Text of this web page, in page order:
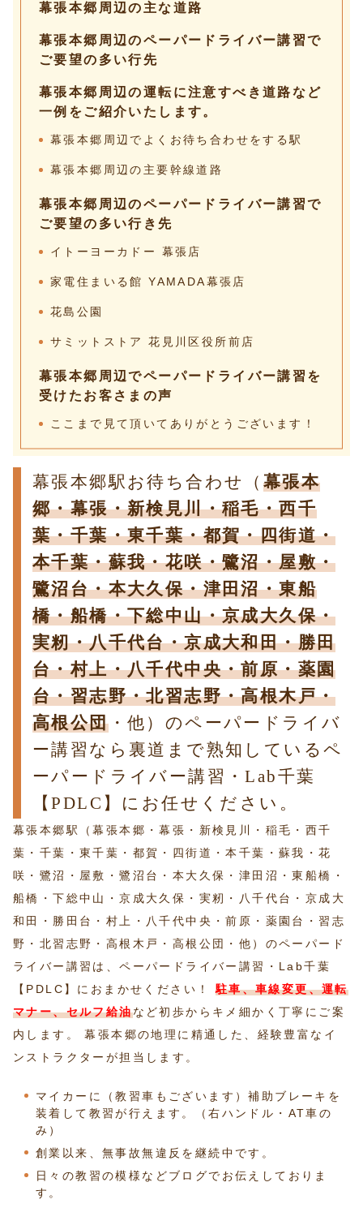
幕張本郷周辺の主な道路
幕張本郷周辺のペーパードライバー講習で
ご要望の多い行先
幕張本郷周辺の運転に注意すべき道路など
一例をご紹介いたします。
幕張本郷周辺でよくお待ち合わせをする駅
幕張本郷周辺の主要幹線道路
幕張本郷周辺のペーパードライバー講習で
ご要望の多い行き先
イトーヨーカドー 幕張店
家電住まいる館 YAMADA幕張店
花島公園
サミットストア 花見川区役所前店
幕張本郷周辺でペーパードライバー講習を
受けたお客さまの声
ここまで見て頂いてありがとうございます！
幕張本郷駅お待ち合わせ（ 幕張本
郷・幕張・新検見川・稲毛・西千
葉・千葉・東千葉・都賀・四街道・
本千葉・蘇我・花咲・鷺沼・屋敷・
鷺沼台・本大久保・津田沼・東船
橋・船橋・下総中山・京成大久保・
実籾・八千代台・京成大和田・勝田
台・村上・八千代中央・前原・薬園
台・習志野・北習志野・高根木戸・
高根公団・他）のペーパードライバ
ー講習なら裏道まで熟知しているペ
ーパードライバー講習・Lab千葉
【PDLC】にお任せください。
幕張本郷駅（幕張本郷・幕張・新検見川・稲毛・西千
葉・千葉・東千葉・都賀・四街道・本千葉・蘇我・花
咲・鷺沼・屋敷・鷺沼台・本大久保・津田沼・東船橋・
船橋・下総中山・京成大久保・実籾・八千代台・京成大
和田・勝田台・村上・八千代中央・前原・薬園台・習志
野・北習志野・高根木戸・高根公団・他）のペーパード
ライバー講習は、ペーパードライバー講習・Lab千葉
【PDLC】におまかせください！駐車、車線変更、運転
マナー、セルフ給油など初歩からキメ細かく丁寧にご案
内します。 幕張本郷の地理に精通した、経験豊富なイ
ンストラクターが担当します。
マイカーに（教習車もございます）補助ブレーキを
装着して教習が行えます。（右ハンドル・AT車の
み）
創業以来、無事故無違反を継続中です。
日々の教習の模様などブログでお伝えしておりま
す。